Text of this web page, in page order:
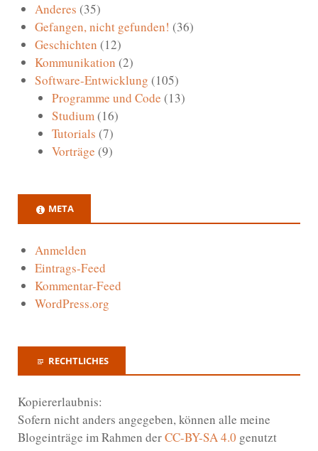
Anderes (35)
Gefangen, nicht gefunden! (36)
Geschichten (12)
Kommunikation (2)
Software-Entwicklung (105)
Programme und Code (13)
Studium(16)
Tutorials (7)
Vorträge (9)
META
Anmelden
Eintrags-Feed
Kommentar-Feed
WordPress.org
RECHTLICHES
Kopiererlaubnis:
Sofern nicht anders angegeben, können alle meine
Blogeinträge im Rahmen derCC-BY-SA 4.0 genutzt